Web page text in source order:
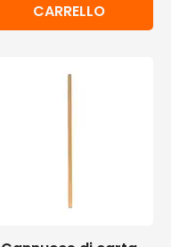
CARRELLO